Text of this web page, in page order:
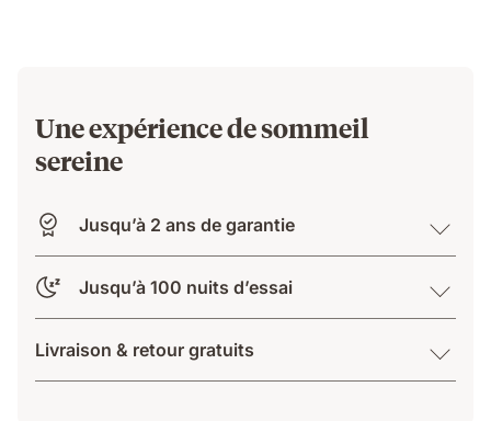
Une expérience de sommeil
sereine
Jusqu’à 2 ans de garantie
Jusqu’à 100 nuits d’essai
Livraison & retour gratuits